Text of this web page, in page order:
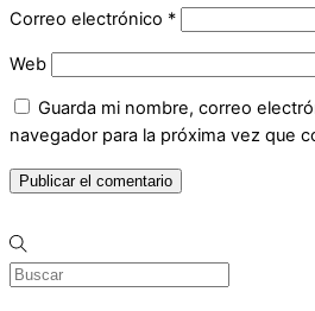
Correo electrónico *
Web
Guarda mi nombre, correo
navegador para la próxima vez que